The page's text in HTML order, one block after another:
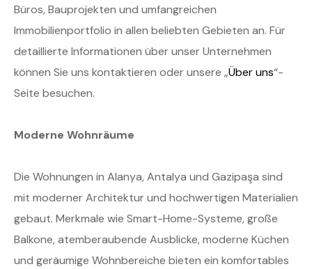
Büros, Bauprojekten und umfangreichen
Immobilienportfolio in allen beliebten Gebieten an. Für
detaillierte Informationen über unser Unternehmen
können Sie uns kontaktieren oder unsere „Über uns“-
Seite besuchen.
Moderne Wohnräume
Die Wohnungen in Alanya, Antalya und Gazipaşa sind
mit moderner Architektur und hochwertigen Materialien
gebaut. Merkmale wie Smart-Home-Systeme, große
Balkone, atemberaubende Ausblicke, moderne Küchen
und geräumige Wohnbereiche bieten ein komfortables